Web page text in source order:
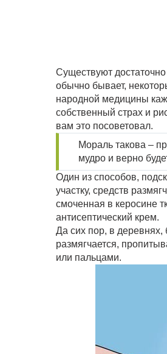
Существуют
обычно бывает,
народной медицины
собственный страх и
вам это посоветовал.
Мораль такова –
мудро и верно
Один из способов,
участку, средств
смоченная в керосине
антисептический крем.
Да сих пор, в
размягчается,
или пальцами.